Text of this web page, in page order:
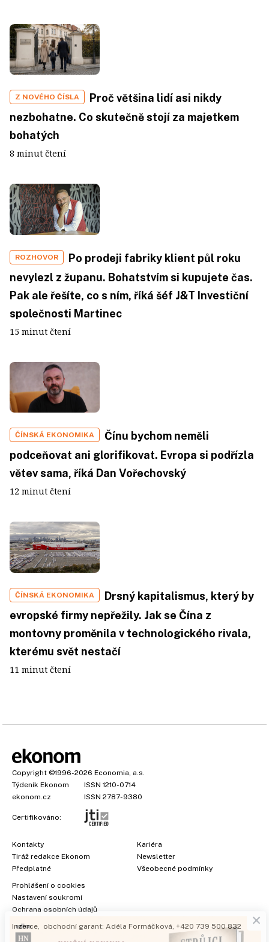
Z NOVÉHO ČÍSLA
Proč většina lidí asi nikdy
nezbohatne. Co skutečně stojí za majetkem
bohatých
8 minut čtení
ROZHOVOR
Po prodeji fabriky klient půl roku
nevylezl z županu. Bohatstvím si kupujete čas.
Pak ale řešíte, co s ním, říká šéf J&T Investiční
společnosti Martinec
15 minut čtení
ČÍNSKÁ EKONOMIKA
Čínu bychom neměli
podceňovat ani glorifikovat. Evropa si podřízla
větev sama, říká Dan Vořechovský
12 minut čtení
ČÍNSKÁ EKONOMIKA
Drsný kapitalismus, který by
evropské firmy nepřežily. Jak se Čína z
montovny proměnila v technologického rivala,
kterému svět nestačí
11 minut čtení
Copyright ©1996-2026 Economia, a.s.
Týdeník Ekonom
ISSN 1210-0714
ekonom.cz
ISSN 2787-9380
Certifikováno:
Kontakty
Tiráž redakce Ekonom
Předplatné
Kariéra
Newsletter
Všeobecné podmínky
Prohlášení o cookies
Nastavení soukromí
Ochrana osobních údajů
Inzerce, obchodní garant: Adéla Formáčková, +420 739 500 832